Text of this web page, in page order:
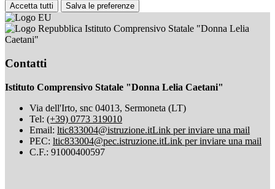
Accetta tutti Salva le preferenze
Istituto Comprensivo Statale "Donna Lelia
Caetani"
Contatti
Istituto Comprensivo Statale "Donna Lelia Caetani"
Via dell'Irto, snc 04013, Sermoneta (LT)
Tel: (+39) 0773 319010
Email: ltic833004@istruzione.itLink per inviare una mail
PEC: ltic833004@pec.istruzione.itLink per inviare una mail
C.F.: 91000400597